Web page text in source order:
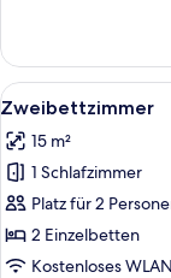
Alle
Fotos
für
Zweibettzimmer
anzeigen
5
Zweibettzimmer
15 m²
1 Schlafzimmer
Platz für 2
2 Einzelbetten
Kostenloses WLAN